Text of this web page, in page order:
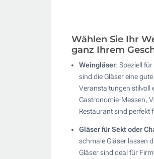
Wählen Sie Ihr
ganz Ihrem
Weingläser: Speziell
sind die Gläser eine
Veranstaltungen stilvoll
Gastronomie-Messen,
Restaurant sind perfekt
Gläser für Sekt oder
schmale Gläser lassen
Gläser sind deal für